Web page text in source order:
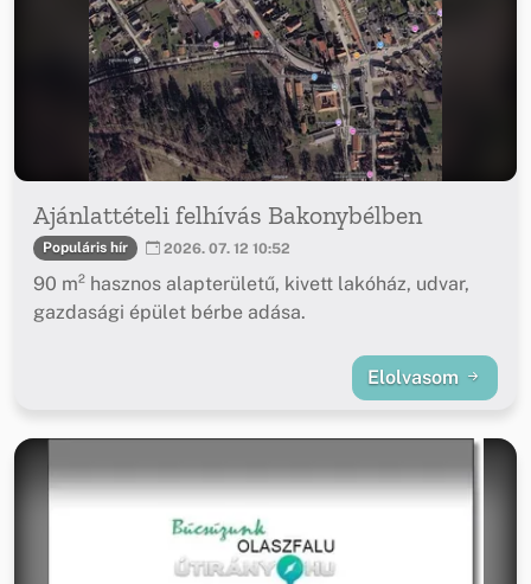
Ajánlattételi felhívás Bakonybélben
Populáris hír 2026. 07. 12 10:52
90 m² hasznos alapterületű, kivett lakóház, udvar,
gazdasági épület bérbe adása.
Elolvasom